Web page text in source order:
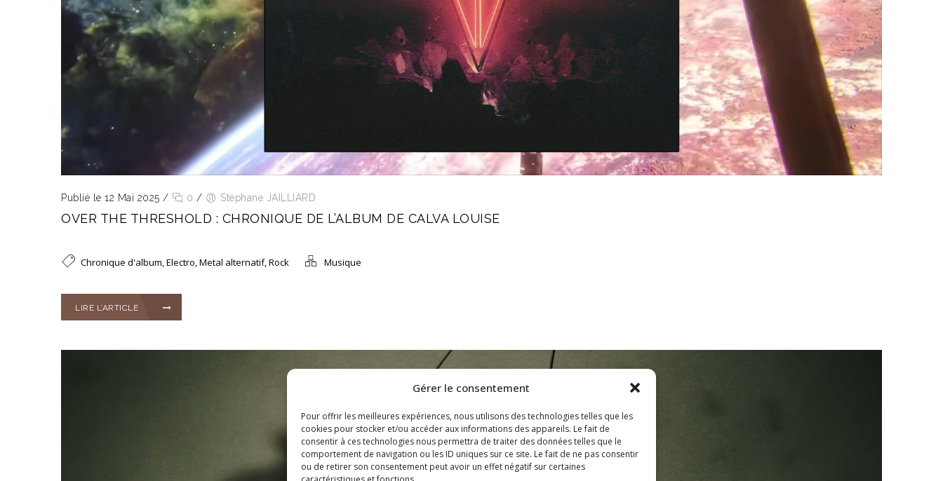
Gérer le consentement
Pour offrir les meilleures expériences, nous utilisons des technologies telles que les
cookies pour stocker et/ou accéder aux informations des appareils. Le fait de
consentir à ces technologies nous permettra de traiter des données telles que le
comportement de navigation ou les ID uniques sur ce site. Le fait de ne pas consentir
ou de retirer son consentement peut avoir un effet négatif sur certaines
Publié le 12 Mai 2025 / 0 / Stéphane JAILLIARD
OVER THE THRESHOLD : CHRONIQUE DE L’ALBUM DE CALVA LOUISE
Chronique d'album,Electro,Metal alternatif,Rock Musique
LIRE L’ARTICLE